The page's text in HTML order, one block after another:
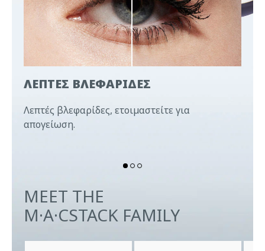
ΛΕΠΤΕΣ ΒΛΕΦΑΡΙΔΕΣ
Λεπτές βλεφαρίδες, ετοιμαστείτε για
απογείωση.
MEET THE
M·A·CSTACK FAMILY